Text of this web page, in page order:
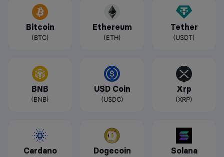
Bitcoin
(BTC)
Ethereum
(ETH)
Tether
(USDT)
BNB
(BNB)
USD Coin
(USDC)
Xrp
(XRP)
Cardano Dogecoin Solana